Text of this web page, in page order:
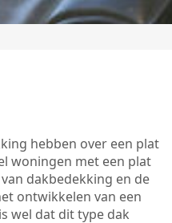
hebben over een plat
woningen met een plat
dakbedekking en de
ontwikkelen van een
wel dat dit type dak